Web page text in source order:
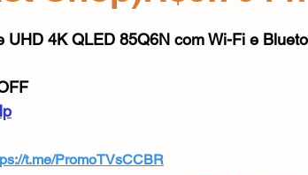
5 estrelas.
UHD 4K QLED 85Q6N com Wi-Fi e
t.me/PromoTVsCCBR